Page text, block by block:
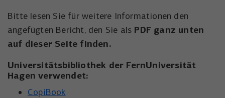
Bitte lesen Sie für weitere Informationen den
angefügten Bericht, den Sie als PDF ganz unten
auf dieser Seite finden.
Universitätsbibliothek der FernUniversität
Hagen verwendet:
CopiBook
Anbieter Microsoft Corporation
Laufzeit 1 Jahr
Zweck
um Nutzer über Webseiten hinweg zu
verfolgen.
Laufzeit 6 Monate
Zweck
Wird zum Entsperren von Google Maps-
Inhalten verwendet.
Name NID